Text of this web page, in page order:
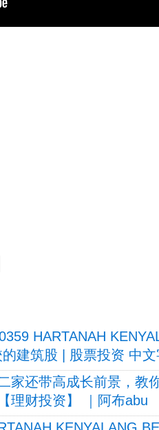
HARTANAH
建筑股 | 股票投资 中文
家还带高成长前景，教
理财投资】 ｜阿布abu
KENYALANG